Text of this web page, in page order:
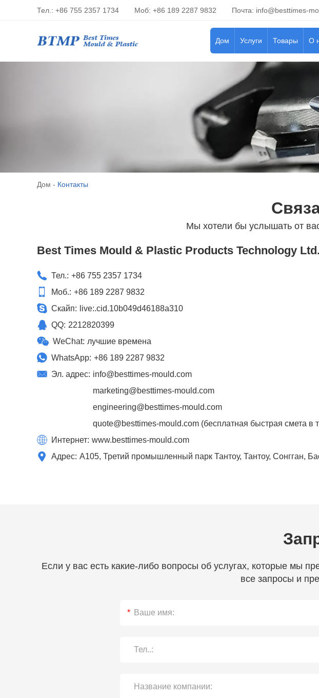
Тел.: +86 755 2357 1734 Моб: +86 189 2287 9832 Почта: info@besttimes-
Дом Услуги Товары О
Дом - Контакты
Мы хотели бы услышать от
Best Times Mould & Plastic Products Technology Ltd.
Тел.: +86 755 2357 1734
Моб.: +86 189 2287 9832
Скайп:
live:.cid.10b049d46188a310
QQ: 2212820399
WeChat: лучшие времена
WhatsApp: +86 189 2287 9832
Эл. адрес: info@besttimes-mould.com
marketing@besttimes-mould.com
engineering@besttimes-mould.com
quote@besttimes-mould.com (бесплатная быстрая смета в
Интернет: www.besttimes-mould.com
Адрес: A105, Третий промышленный парк Тантоу, Тантоу, Сонгган,
Если у вас есть какие-либо вопросы об услугах, которые мы
все запросы и